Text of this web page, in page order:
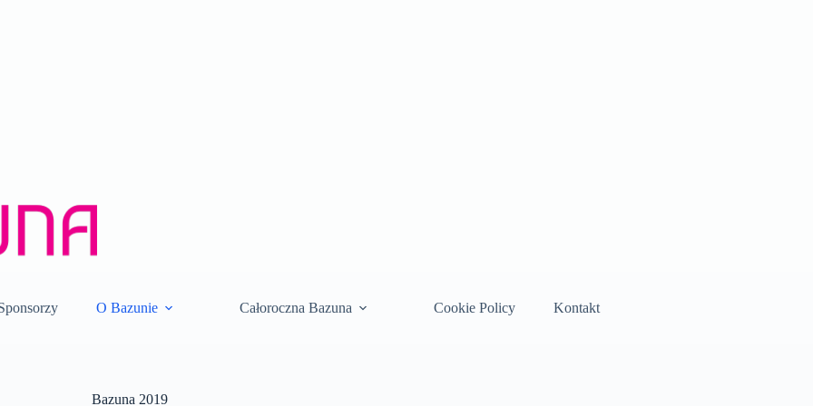
O Bazunie Całoroczna Bazuna Cookie Policy Kontakt
Bazuna 2019